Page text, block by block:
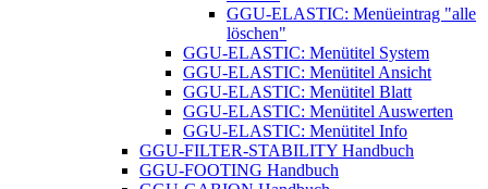
GGU-ELASTIC: Menüeintrag "alle
löschen"
GGU-ELASTIC: Menütitel System
GGU-ELASTIC: Menütitel Ansicht
GGU-ELASTIC: Menütitel Blatt
GGU-ELASTIC: Menütitel Auswerten
GGU-ELASTIC: Menütitel Info
GGU-FILTER-STABILITY Handbuch
GGU-FOOTING Handbuch